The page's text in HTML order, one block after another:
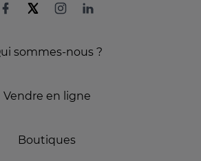
sommes-nous ?
Vendre en ligne
Boutiques